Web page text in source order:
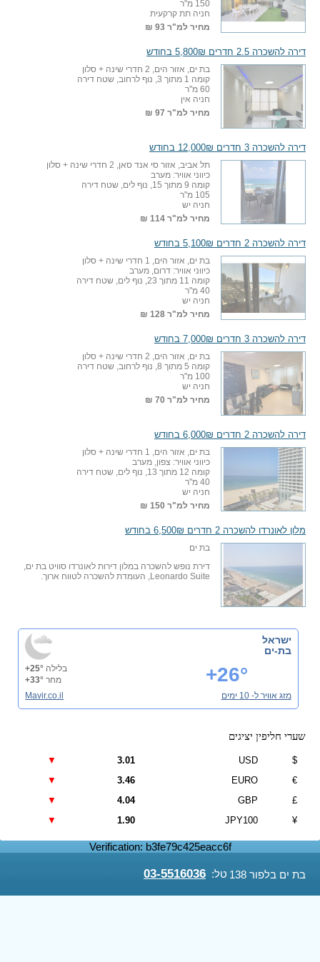
בת ים בלפור 138 טל: 03-5516036
150 מ"ר
חניה תת קרקעית
מחיר למ"ר 93 ₪
דירה להשכרה 2.5 חדרים 5,800₪ בחודש
בת ים, אזור הים, 2 חדרי שינה + סלון
קומה 1 מתוך 3, נוף לרחוב, שטח דירה
60 מ"ר
חניה אין
מחיר למ"ר 97 ₪
דירה להשכרה 3 חדרים 12,000₪ בחודש
תל אביב, אזור סי אנד סאן, 2 חדרי שינה + סלון
כיווני אוויר: מערב
קומה 9 מתוך 15, נוף לים, שטח דירה
105 מ"ר
חניה יש
מחיר למ"ר 114 ₪
דירה להשכרה 2 חדרים 5,100₪ בחודש
בת ים, אזור הים, 1 חדרי שינה + סלון
כיווני אוויר: דרום, מערב
קומה 11 מתוך 23, נוף לים, שטח דירה
40 מ"ר
חניה יש
מחיר למ"ר 128 ₪
דירה להשכרה 3 חדרים 7,000₪ בחודש
בת ים, אזור הים, 2 חדרי שינה + סלון
קומה 5 מתוך 8, נוף לרחוב, שטח דירה
100 מ"ר
חניה יש
מחיר למ"ר 70 ₪
דירה להשכרה 2 חדרים 6,000₪ בחודש
בת ים, אזור הים, 1 חדרי שינה + סלון
כיווני אוויר: צפון, מערב
קומה 12 מתוך 13, נוף לים, שטח דירה
40 מ"ר
חניה יש
מחיר למ"ר 150 ₪
מלון לאונרדו להשכרה 2 חדרים 6,500₪ בחודש
בת ים
דירת נופש להשכרה במלון דירות לאונרדו סוויט בת ים,
Leonardo Suite, העומדת להשכרה לטווח ארוך.
ישראל
בת-ים
+26° בלילה +25°
מחר +33°
מזג אוויר ל- 10 ימים
Mavir.co.il
שערי חליפין יציגים
$
USD
3.01
▼
€
EURO
3.46
▼
£
GBP
4.04
▼
¥
JPY100
1.90
▼
Verification: b3fe79c425eacc6f